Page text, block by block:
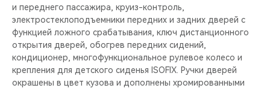
и переднего пассажира, круиз-контроль,
электростеклоподъемники передних и задних дверей с
функцией ложного срабатывания, ключ дистанционного
открытия дверей, обогрев передних сидений,
кондиционер, многофункциональное рулевое колесо и
крепления для детского сиденья ISOFIX. Ручки дверей
окрашены в цвет кузова и дополнены хромированными